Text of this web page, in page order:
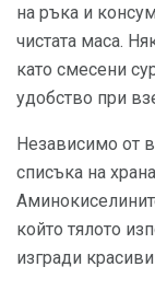
на ръка и
чистата маса.
като смесени
удобство при
Независимо от
списъка на
който тялото
изгради